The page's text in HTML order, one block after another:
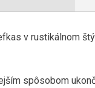
v rustikálnom
spôsobom